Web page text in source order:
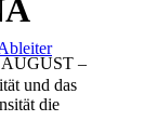
–
und das
die